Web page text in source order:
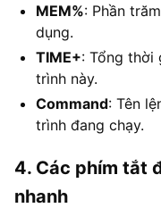
MEM%: Phần
dụng.
TIME+: Tổng thời
trình này.
Command: Tên
trình đang chạy.
4. Các phím tắt
nhanh